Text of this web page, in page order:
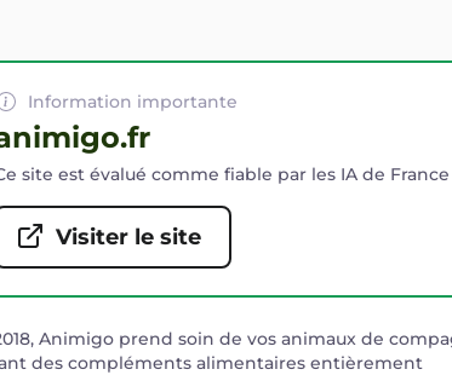
Information importante
site est évalué comme fiable par les IA de
Visiter le site
Animigo prend soin de vos animaux de
des compléments alimentaires entièrement